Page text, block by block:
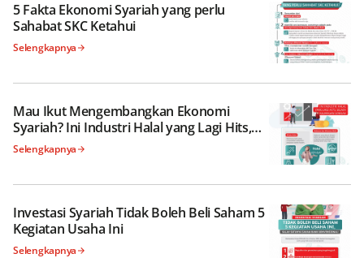
5 Fakta Ekonomi Syariah yang perlu
Sahabat SKC Ketahui
Selengkapnya
Mau Ikut Mengembangkan Ekonomi
Syariah? Ini Industri Halal yang Lagi Hits,
Selain Keuangan Syariah
Selengkapnya
Investasi Syariah Tidak Boleh Beli Saham 5
Kegiatan Usaha Ini
Selengkapnya